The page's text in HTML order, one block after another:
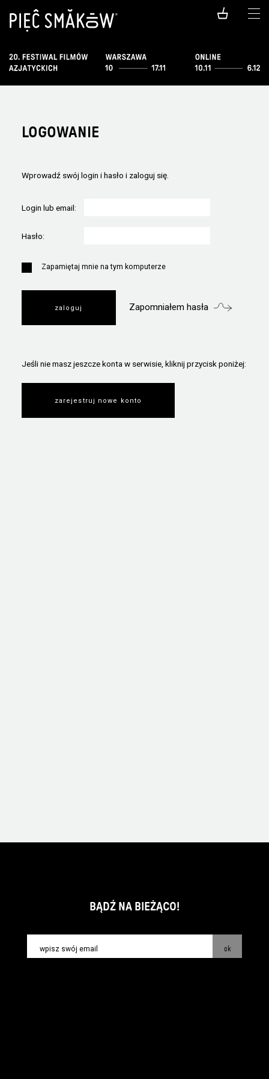
LOGOWANIE
Wprowadź swój login i hasło i zaloguj się.
Login lub email:
Hasło:
Zapamiętaj mnie na tym komputerze
Zapomniałem hasła
Jeśli nie masz jeszcze konta w serwisie, kliknij przycisk poniżej:
zarejestruj nowe konto
BĄDŹ NA BIEŻĄCO!
ok